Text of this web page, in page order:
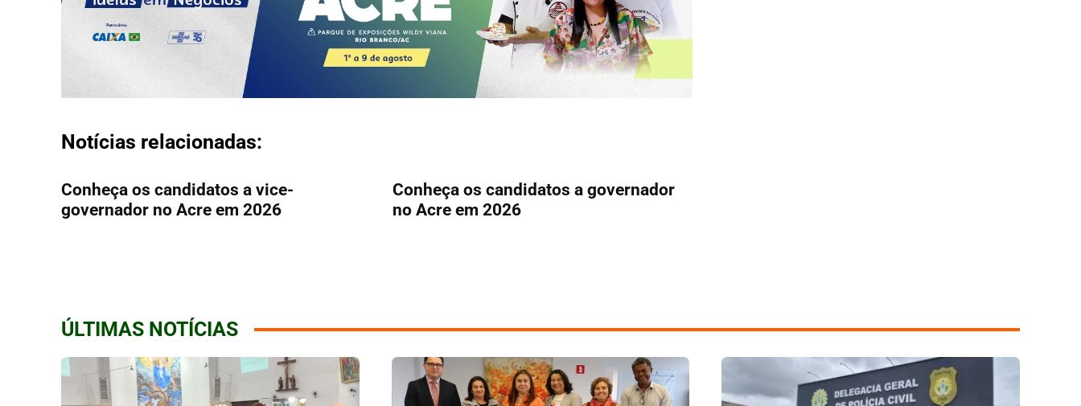
Notícias relacionadas:
Conheça os candidatos a vice-
governador no Acre em 2026
Conheça os candidatos a governador
no Acre em 2026
ÚLTIMAS NOTÍCIAS